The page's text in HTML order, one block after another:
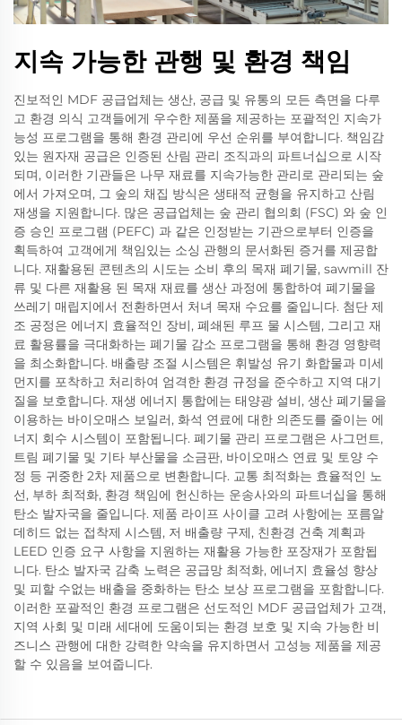
지속 가능한 관행 및 환경 책임
진보적인 MDF 공급업체는 생산, 공급 및 유통의 모든 측면을 다루
고 환경 의식 고객들에게 우수한 제품을 제공하는 포괄적인 지속가
능성 프로그램을 통해 환경 관리에 우선 순위를 부여합니다. 책임감
있는 원자재 공급은 인증된 산림 관리 조직과의 파트너십으로 시작
되며, 이러한 기관들은 나무 재료를 지속가능한 관리로 관리되는 숲
에서 가져오며, 그 숲의 채집 방식은 생태적 균형을 유지하고 산림
재생을 지원합니다. 많은 공급업체는 숲 관리 협의회 (FSC) 와 숲 인
증 승인 프로그램 (PEFC) 과 같은 인정받는 기관으로부터 인증을
획득하여 고객에게 책임있는 소싱 관행의 문서화된 증거를 제공합
니다. 재활용된 콘텐츠의 시도는 소비 후의 목재 폐기물, sawmill 잔
류 및 다른 재활용 된 목재 재료를 생산 과정에 통합하여 폐기물을
쓰레기 매립지에서 전환하면서 처녀 목재 수요를 줄입니다. 첨단 제
조 공정은 에너지 효율적인 장비, 폐쇄된 루프 물 시스템, 그리고 재
료 활용률을 극대화하는 폐기물 감소 프로그램을 통해 환경 영향력
을 최소화합니다. 배출량 조절 시스템은 휘발성 유기 화합물과 미세
먼지를 포착하고 처리하여 엄격한 환경 규정을 준수하고 지역 대기
질을 보호합니다. 재생 에너지 통합에는 태양광 설비, 생산 폐기물을
이용하는 바이오매스 보일러, 화석 연료에 대한 의존도를 줄이는 에
너지 회수 시스템이 포함됩니다. 폐기물 관리 프로그램은 사그먼트,
트림 폐기물 및 기타 부산물을 소금판, 바이오매스 연료 및 토양 수
정 등 귀중한 2차 제품으로 변환합니다. 교통 최적화는 효율적인 노
선, 부하 최적화, 환경 책임에 헌신하는 운송사와의 파트너십을 통해
탄소 발자국을 줄입니다. 제품 라이프 사이클 고려 사항에는 포름알
데히드 없는 접착제 시스템, 저 배출량 구제, 친환경 건축 계획과
LEED 인증 요구 사항을 지원하는 재활용 가능한 포장재가 포함됩
니다. 탄소 발자국 감축 노력은 공급망 최적화, 에너지 효율성 향상
및 피할 수없는 배출을 중화하는 탄소 보상 프로그램을 포함합니다.
이러한 포괄적인 환경 프로그램은 선도적인 MDF 공급업체가 고객,
지역 사회 및 미래 세대에 도움이되는 환경 보호 및 지속 가능한 비
즈니스 관행에 대한 강력한 약속을 유지하면서 고성능 제품을 제공
할 수 있음을 보여줍니다.